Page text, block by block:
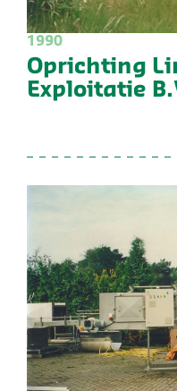
1990
Oprichting
Exploitatie